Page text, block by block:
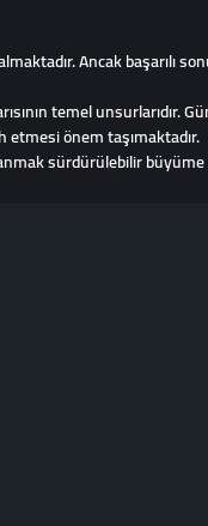
Ancak başarılı
temel
etmesi önem taşımaktadır.
sürdürülebilir